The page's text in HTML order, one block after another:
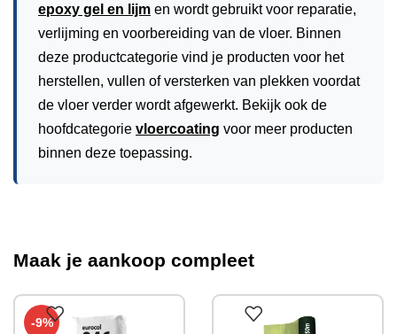
epoxy gel en lijm en wordt gebruikt voor reparatie,
verlijming en voorbereiding van de vloer. Binnen
deze productcategorie vind je producten voor het
herstellen, vullen of versterken van plekken voordat
de vloer verder wordt afgewerkt. Bekijk ook de
hoofdcategorie vloercoating voor meer producten
binnen deze toepassing.
Maak je aankoop compleet
-9%